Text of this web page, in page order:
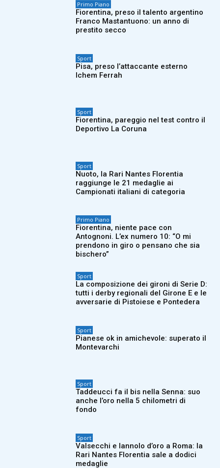
Primo Piano
Fiorentina, preso il talento argentino
Franco Mastantuono: un anno di
prestito secco
Sport
Pisa, preso l’attaccante esterno
Ichem Ferrah
Sport
Fiorentina, pareggio nel test contro il
Deportivo La Coruna
Sport
Nuoto, la Rari Nantes Florentia
raggiunge le 21 medaglie ai
Campionati italiani di categoria
Primo Piano
Fiorentina, niente pace con
Antognoni. L’ex numero 10: “O mi
prendono in giro o pensano che sia
bischero”
Sport
La composizione dei gironi di Serie D:
tutti i derby regionali del Girone E e le
avversarie di Pistoiese e Pontedera
Sport
Pianese ok in amichevole: superato il
Montevarchi
Sport
Taddeucci fa il bis nella Senna: suo
anche l’oro nella 5 chilometri di
fondo
Sport
Valsecchi e Iannolo d’oro a Roma: la
Rari Nantes Florentia sale a dodici
medaglie